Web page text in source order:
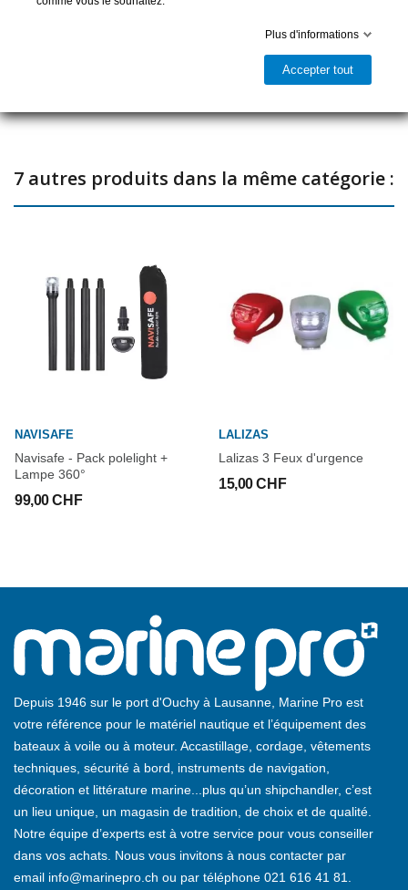
de chargement à la lumière du jour suffisent pour rendre la Navi
Light 360° Rescue photoluminescente pendant 8 heures.
7 autres produits dans la même catégorie :
NAVISAFE
Navisafe - Pack polelight +
Lampe 360°
99,00 CHF
LALIZAS
Lalizas 3 Feux d'urgence
15,00 CHF
Depuis 1946 sur le port d'Ouchy à Lausanne, Marine Pro est
votre référence pour le matériel nautique et l’équipement des
bateaux à voile ou à moteur. Accastillage, cordage, vêtements
techniques, sécurité à bord, instruments de navigation,
décoration et littérature marine...plus qu’un shipchandler, c’est
un lieu unique, un magasin de tradition, de choix et de qualité.
Notre équipe d’experts est à votre service pour vous conseiller
dans vos achats. Nous vous invitons à nous contacter par
email info@marinepro.ch ou par téléphone 021 616 41 81
Plus d'informations
Accepter tout